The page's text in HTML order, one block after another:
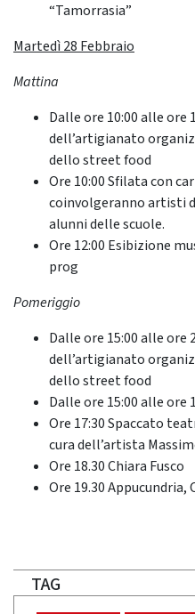
“Tamorrasia”
Martedì 28 Febbraio
Mattina
Dalle ore 10:00 alle ore
dell’artigianato
dello street food
Ore 10:00 Sfilata con
coinvolgeranno artisti
alunni delle scuole.
Ore 12:00 Esibizione
prog
Pomeriggio
Dalle ore 15:00 alle ore
dell’artigianato
dello street food
Dalle ore 15:00 alle ore
Ore 17:30 Spaccato
cura dell’artista
Ore 18.30 Chiara Fusco
Ore 19.30 Appucundria,
TAG